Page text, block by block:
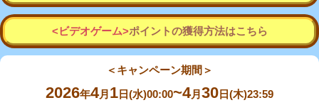
<ビデオゲーム>ポイントの獲得方法はこちら
＜キャンペーン期間＞
2026年4月 1 日(水)00:00 4月 30 日(木)23:59